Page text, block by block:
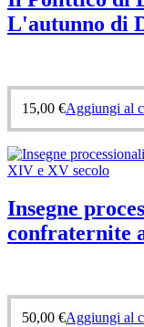
L'autunno di
15,00 €Aggiungi al
Insegne
confraternite
50,00 €Aggiungi al